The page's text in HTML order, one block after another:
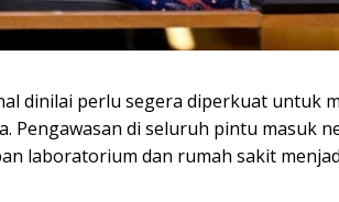
dinilai perlu segera diperkuat untuk
Pengawasan di seluruh pintu masuk
laboratorium dan rumah sakit